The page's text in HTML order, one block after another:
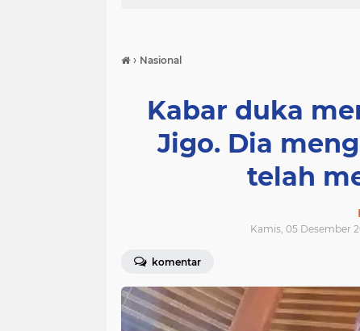
› Nasional
Kabar duka
Jigo. Dia
telah
Kamis, 05 Desember
komentar